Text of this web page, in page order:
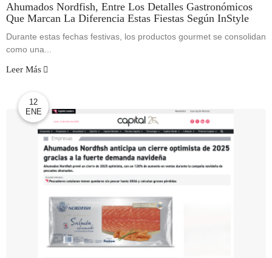
Ahumados Nordfish, Entre Los Detalles Gastronómicos
Que Marcan La Diferencia Estas Fiestas Según InStyle
Durante estas fechas festivas, los productos gourmet se consolidan
como una...
Leer Más
12
ENE